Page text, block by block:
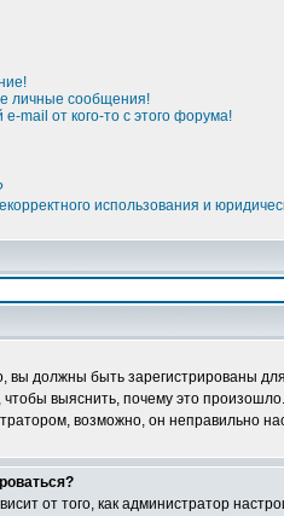
личные сообщения!
mail от кого-то с этого форума!
использования и
вы должны быть зарегистрированы
выяснить, почему это
возможно, он неправильно
от того, как администратор